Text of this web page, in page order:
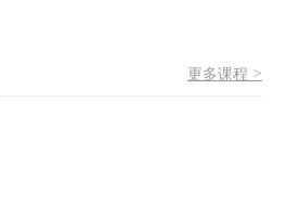
更多课程 >